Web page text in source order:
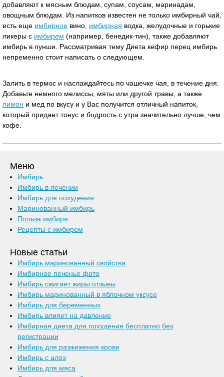
добавляют к мясным блюдам, супам, соусам, маринадам,
овощным блюдам. Из напитков известен не только имбирный чай,
есть еще имбирное вино, имбирная водка, желудочные и горькие
ликеры с имбирем (например, бенедик-тин), также добавляют
имбирь в пунши. Рассматривая тему Диета кефир перец имбирь
непременно стоит написать о следующем.
Залить в термос и наслаждайтесь по чашечке чая, в течение дня.
Добавьте немного мелиссы, мяты или другой травы, а также
лимон и мед по вкусу и у Вас получится отличный напиток,
который придает тонус и бодрость с утра значительно лучше, чем
кофе.
Меню
Имбирь
Имбирь в лечении
Имбирь для похудения
Маринованный имбирь
Польза имбиря
Рецепты с имбирем
Новые статьи
Имбирь маринованный свойства
Имбирное печенье фото
Имбирь сжигает жиры отзывы
Имбирь маринованный в яблочном уксусе
Имбирь для беременных
Имбирь влияет на давление
Имбирная диета для похудения бесплатно без
регистрации
Имбирь для разжижения крови
Имбирь с алоэ
Имбирь для мяса